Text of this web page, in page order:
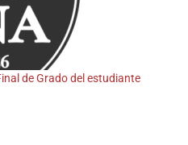
de Grado del estudiante